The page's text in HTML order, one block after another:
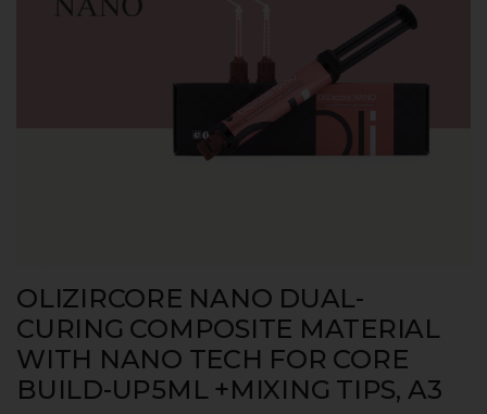
OLIZIRCORE NANO DUAL-
CURING COMPOSITE MATERIAL
WITH NANO TECH FOR CORE
BUILD-UP5ML +MIXING TIPS, A3